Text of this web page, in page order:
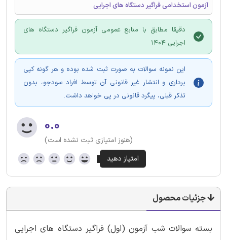
آزمون استخدامی فراگیر دستگاه های اجرایی
دقیقا مطابق با منابع عمومی آزمون فراگیر دستگاه های
اجرایی 1404
این نمونه سوالات به صورت ثبت شده بوده و هر گونه کپی
برداری و انتشار غیر قانونی آن توسط افراد سودجو، بدون
تذکر قبلی، پیگرد قانونی در پی خواهد داشت.
۰.۰
(هنوز امتیازی ثبت نشده است)
جزئیات محصول
بسته سوالات شب آزمون (اول) فراگیر دستگاه های اجرایی